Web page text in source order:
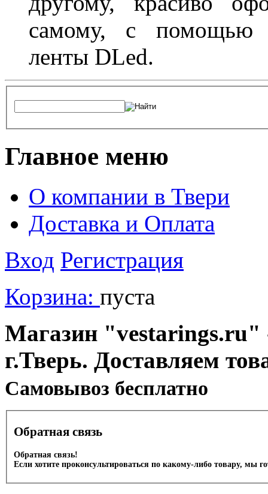
самому, с помощью
ленты DLed.
Главное меню
О компании в Твери
Доставка и Оплата
Вход Регистрация
Корзина: пуста
Магазин "vestarings.ru"
г.Тверь. Доставляем
Cамовывоз бесплатно
Обратная связь
Обратная связь!
Если хотите проконсультироваться по какому-либо товару, мы